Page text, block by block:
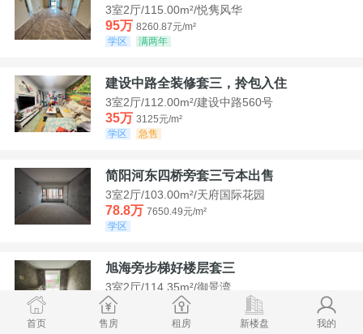
3室2厅/115.00m²/悦隽风华
95万 8260.87元/m²
学区
满两年
建设中路全装修套三，拎包入住
3室2厅/112.00m²/建设中路560号
35万 3125元/m²
学区
急售
简阳河东四桥旁套三亏本出售
3室2厅/103.00m²/天府国际花园
78.8万 7650.49元/m²
学区
旭海旁步梯好楼层套三
3室2厅/114.35m²/御景湾
52万
4547.44元/m²
学区
首页 售房 租房 新楼盘 我的